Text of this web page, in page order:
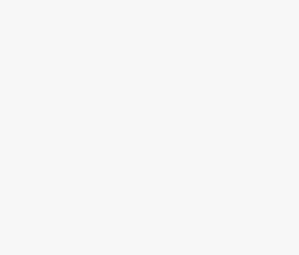
は、本規約の
1. 「本サー
みます）及
「SEBook」